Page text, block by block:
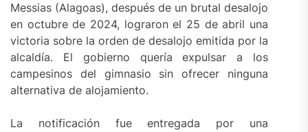
Messias (Alagoas), después de un brutal desalojo
en octubre de 2024, lograron el 25 de abril una
victoria sobre la orden de desalojo emitida por la
alcaldía. El gobierno quería expulsar a los
campesinos del gimnasio sin ofrecer ninguna
alternativa de alojamiento.
La notificación fue entregada por una